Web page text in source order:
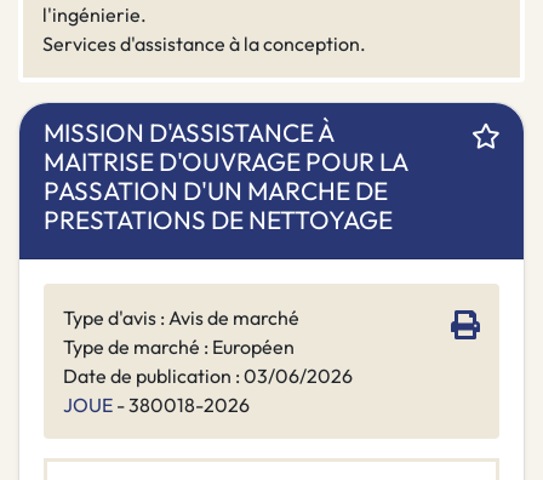
l'ingénierie.
Services d'assistance à la conception.
MISSION D'ASSISTANCE À
MAITRISE D'OUVRAGE POUR LA
PASSATION D'UN MARCHE DE
PRESTATIONS DE NETTOYAGE
Type d'avis : Avis de marché
Type de marché : Européen
Date de publication : 03/06/2026
JOUE - 380018-2026